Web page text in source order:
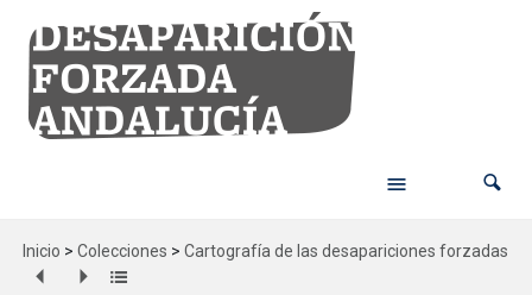
Inicio > Colecciones > Cartografía de las desapariciones forzadas